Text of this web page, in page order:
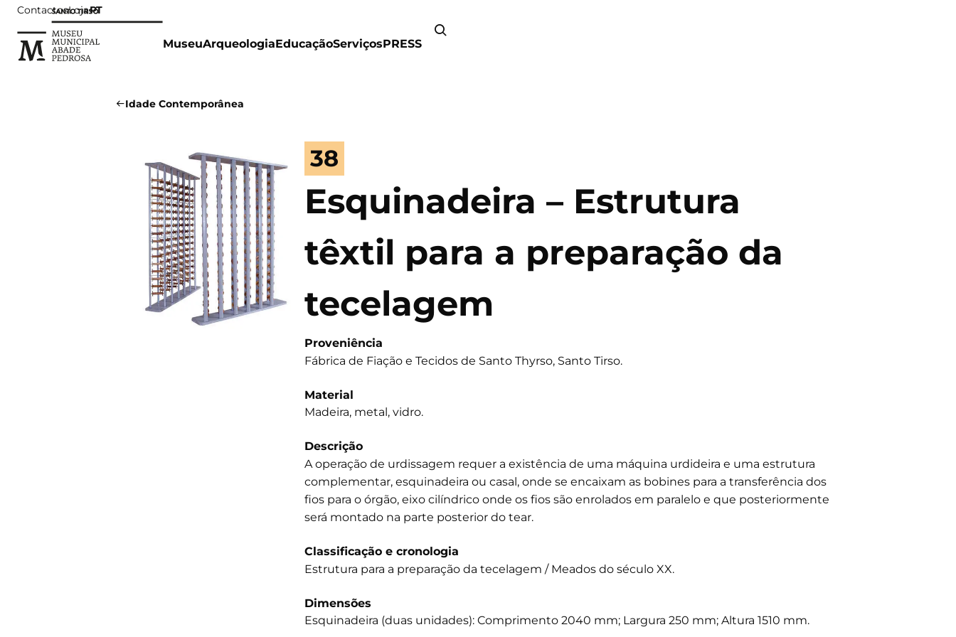
ContactosLojaPT
MuseuArqueologiaEducaçãoServiçosPRESS
Idade Contemporânea
38
Esquinadeira – Estrutura
têxtil para a preparação da
tecelagem
Proveniência
Fábrica de Fiação e Tecidos de Santo Thyrso, Santo Tirso.
Material
Madeira, metal, vidro.
Descrição
A operação de urdissagem requer a existência de uma máquina urdideira e uma estrutura
complementar, esquinadeira ou casal, onde se encaixam as bobines para a transferência dos
fios para o órgão, eixo cilíndrico onde os fios são enrolados em paralelo e que posteriormente
será montado na parte posterior do tear.
Classificação e cronologia
Estrutura para a preparação da tecelagem / Meados do século XX.
Dimensões
Esquinadeira (duas unidades): Comprimento 2040 mm; Largura 250 mm; Altura 1510 mm.